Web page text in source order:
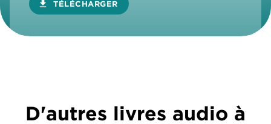
download TÉLÉCHARGER
D'autres livres audio à